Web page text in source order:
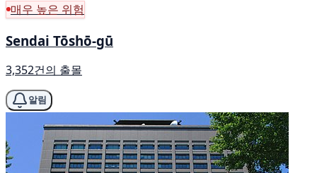
매우 높은 위험
Sendai Tōshō-gū
3,352건의 출몰
알림